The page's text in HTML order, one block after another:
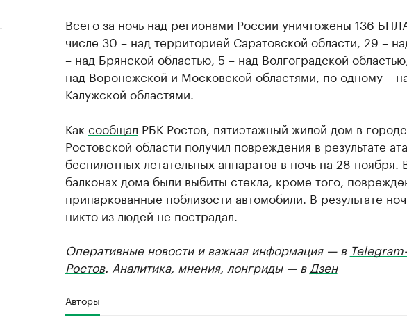
Всего за ночь над регионами России уничтожены 136
числе 30 – над территорией Саратовской области, 29 –
– над Брянской областью, 5 – над Волгоградской
над Воронежской и Московской областями, по одному –
Калужской областями.
Как сообщал РБК Ростов, пятиэтажный жилой дом в
Ростовской области получил повреждения в результате
беспилотных летательных аппаратов в ночь на 28 ноября.
балконах дома были выбиты стекла, кроме того,
припаркованные поблизости автомобили. В результате
никто из людей не пострадал.
Оперативные новости и важная информация — в
Ростов. Аналитика, мнения, лонгриды — в Дзен
Авторы